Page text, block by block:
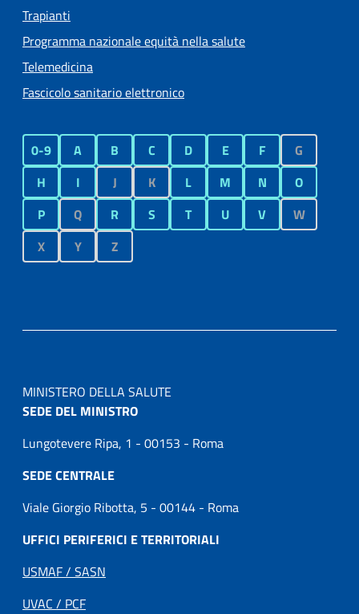
Trapianti
Programma nazionale equità nella salute
Telemedicina
Fascicolo sanitario elettronico
0-9 A B C D E F
G
H
I J K L M N
O
P
Q R S T U V
W
X
Y Z
MINISTERO DELLA SALUTE
SEDE DEL MINISTRO
Lungotevere Ripa, 1 - 00153 - Roma
SEDE CENTRALE
Viale Giorgio Ribotta, 5 - 00144 - Roma
UFFICI PERIFERICI E TERRITORIALI
USMAF / SASN
UVAC / PCF